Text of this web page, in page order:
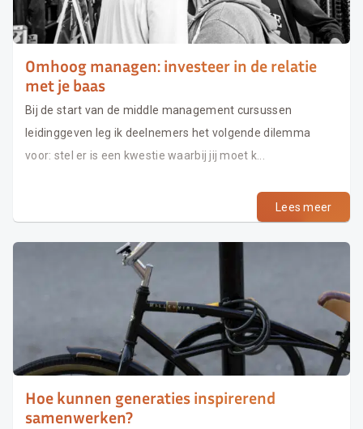
Omhoog managen: investeer in de relatie
met je baas
Bij de start van de middle management cursussen
leidinggeven leg ik deelnemers het volgende dilemma
voor: stel er is een kwestie waarbij jij moet k...
Lees meer
Hoe kunnen generaties inspirerend
samenwerken?